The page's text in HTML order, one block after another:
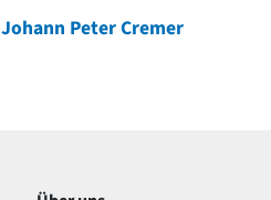
Johann Peter Cremer